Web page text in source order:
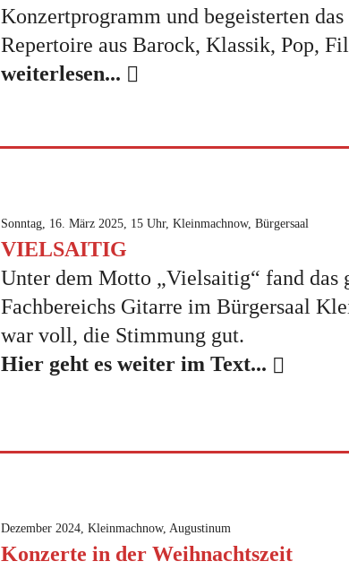
Konzertprogramm und begeisterten
Repertoire aus Barock, Klassik, Pop,
weiterlesen...
Sonntag, 16. März 2025, 15 Uhr, Kleinmachnow, Bürgersaal
VIELSAITIG
Unter dem Motto „Vielsaitig“ fand das
Fachbereichs Gitarre im Bürgersaal
war voll, die Stimmung gut.
Hier geht es weiter im Text...
Dezember 2024, Kleinmachnow, Augustinum
Konzerte in der Weihnachtszeit